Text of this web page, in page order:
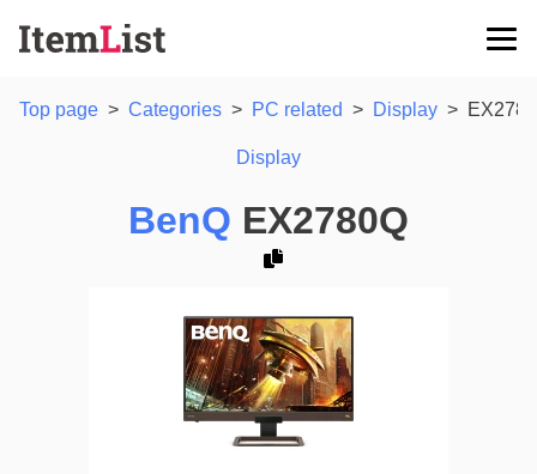
Top page > Categories > PC related > Display >
Display
BenQ EX2780Q